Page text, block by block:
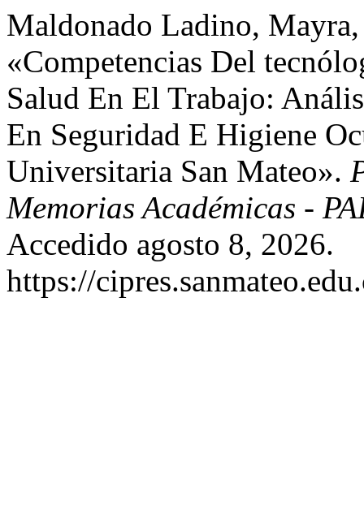
Maldonado Ladino,
«Competencias Del
Salud En El Trabajo:
En Seguridad E Higiene
Universitaria San Mateo».
Memorias Académicas -
Accedido agosto 8, 2026.
https://